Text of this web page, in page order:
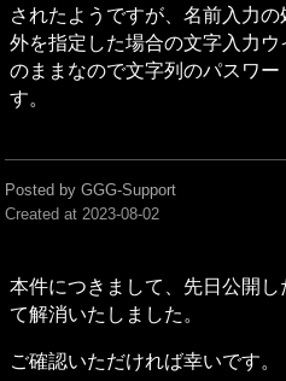
されたようですが、名前入力
外を指定した場合の文字入力
のままなので文字列のパスワ
す。
Posted by GGG-Support
Created at 2023-08-02
本件につきまして、先日公開
て解消いたしました。
ご確認いただければ幸いです。